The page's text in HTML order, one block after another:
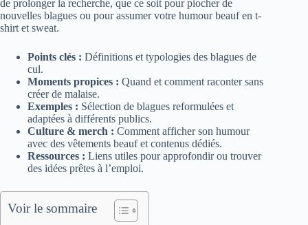
de prolonger la recherche, que ce soit pour piocher de
nouvelles blagues ou pour assumer votre humour beauf en t-
shirt et sweat.
Points clés : Définitions et typologies des blagues de
cul.
Moments propices : Quand et comment raconter sans
créer de malaise.
Exemples : Sélection de blagues reformulées et
adaptées à différents publics.
Culture & merch : Comment afficher son humour
avec des vêtements beauf et contenus dédiés.
Ressources : Liens utiles pour approfondir ou trouver
des idées prêtes à l’emploi.
Voir le sommaire